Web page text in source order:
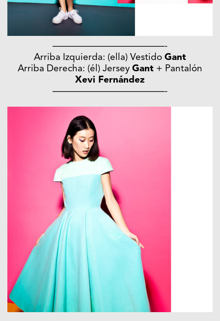
————————————-
Arriba Izquierda: (ella) Vestido Gant
Arriba Derecha: (él) Jersey Gant + Pantalón
Xevi Fernández
————————————-